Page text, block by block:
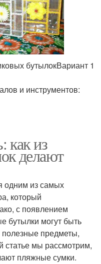
бутылокВариант 1
и инструментов:
как из
делают
одним из самых
который
с появлением
бутылки могут быть
предметы,
статье мы рассмотрим,
пляжные сумки.